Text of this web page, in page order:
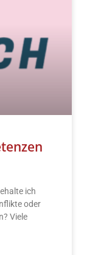
ich
oder
Viele